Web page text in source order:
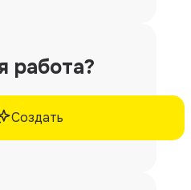
работа?
Создать